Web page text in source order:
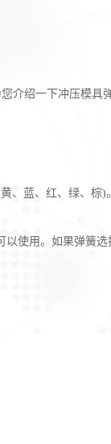
介绍一下冲压模具
、蓝、红、绿、棕)
使用。如果弹簧选